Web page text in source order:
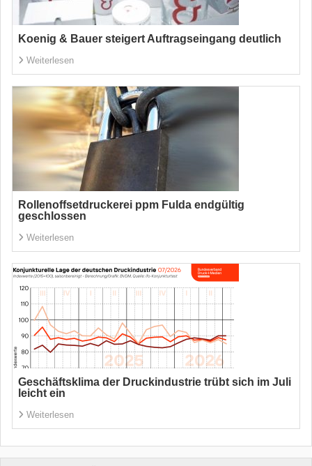
Koenig & Bauer steigert Auftragseingang deutlich
Weiterlesen
Rollenoffsetdruckerei ppm Fulda endgültig
geschlossen
Weiterlesen
Geschäftsklima der Druckindustrie trübt sich im Juli
leicht ein
Weiterlesen